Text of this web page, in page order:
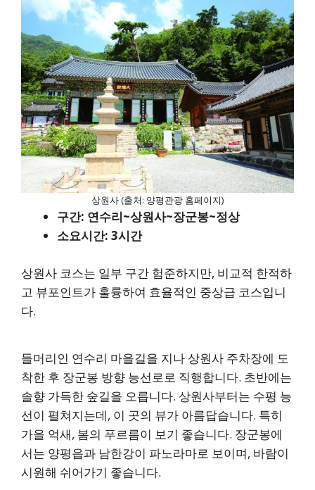
상원사 (출처: 양평관광 홈페이지)
구간: 연수리~상원사~장군봉~정상
소요시간: 3시간
상원사 코스는 일부 구간 험준하지만, 비교적 한적하
고 뷰포인트가 훌륭하여 효율적인 중상급 코스입니
다.
들머리인 연수리 마을길을 지나 상원사 주차장에 도
착한 후 장군봉 방향 능선로로 직행합니다. 초반에는
솔향 가득한 숲길을 오릅니다. 상원사부터는 수평 능
선이 펼쳐지는데, 이 곳의 뷰가 아름답습니다. 특히
가을 억새, 봄의 푸르름이 보기 좋습니다. 장군봉에
서는 양평읍과 남한강이 파노라마로 보이며, 바람이
시원해 쉬어가기 좋습니다.